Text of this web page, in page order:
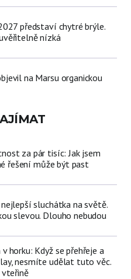
představí chytré brýle.
nízká
na Marsu organickou
za pár tisíc: Jak jsem
řešení může být past
sluchátka na světě.
slevou. Dlouho nebudou
horku: Když se přehřeje a
nesmíte udělat tuto věc.